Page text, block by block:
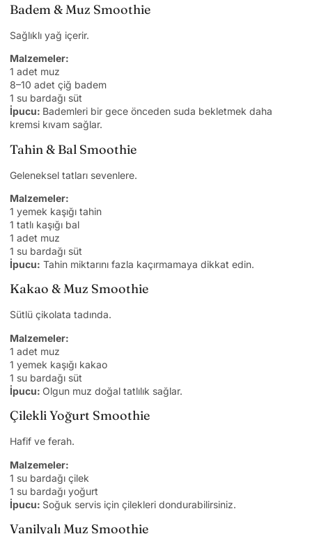
Badem & Muz Smoothie
Sağlıklı yağ içerir.
Malzemeler:
1 adet muz
8–10 adet çiğ badem
1 su bardağı süt
İpucu: Bademleri bir gece önceden suda bekletmek daha
kremsi kıvam sağlar.
Tahin & Bal Smoothie
Geleneksel tatları sevenlere.
Malzemeler:
1 yemek kaşığı tahin
1 tatlı kaşığı bal
1 adet muz
1 su bardağı süt
İpucu: Tahin miktarını fazla kaçırmamaya dikkat edin.
Kakao & Muz Smoothie
Sütlü çikolata tadında.
Malzemeler:
1 adet muz
1 yemek kaşığı kakao
1 su bardağı süt
İpucu: Olgun muz doğal tatlılık sağlar.
Çilekli Yoğurt Smoothie
Hafif ve ferah.
Malzemeler:
1 su bardağı çilek
1 su bardağı yoğurt
İpucu: Soğuk servis için çilekleri dondurabilirsiniz.
Vanilyalı Muz Smoothie